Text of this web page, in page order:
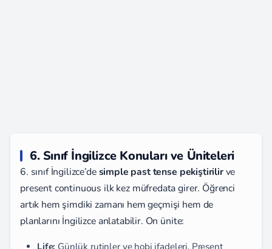
6. Sınıf İngilizce Konuları ve Üniteleri
6. sınıf İngilizce’desimple past tense pekiştirilirve
present continuous ilk kez müfredata girer. Öğrenci
artık hem şimdiki zamanı hem geçmişi hem de
planlarını İngilizce anlatabilir. On ünite:
Life: Günlük rutinler ve hobi ifadeleri. Present